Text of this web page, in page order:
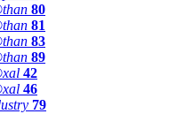
than 80
than 81
than 83
than 89
xal 42
xal 46
79